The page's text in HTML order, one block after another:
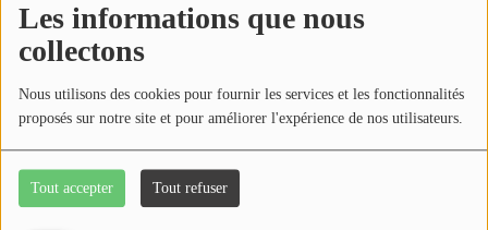
Les informations que nous
collectons
Nous utilisons des cookies pour fournir les services et les fonctionnalités
proposés sur notre site et pour améliorer l'expérience de nos utilisateurs.
Tout accepter Tout refuser
Vendredi, de 15:00 à 17:00